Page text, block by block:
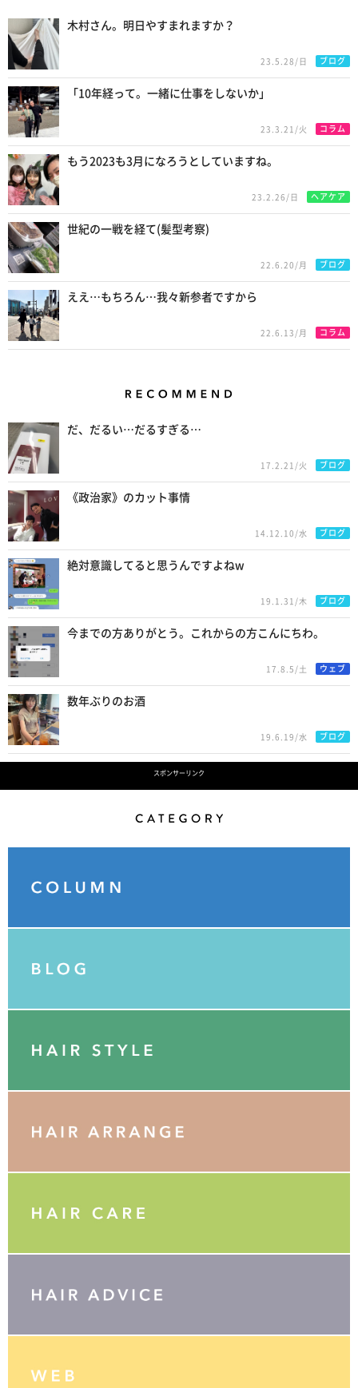
木村さん。明日やすまれますか？
23.5.28/日 ブログ
「10年経って。一緒に仕事をしないか」
23.3.21/火 コラム
もう2023も3月になろうとしていますね。
23.2.26/日 ヘアケア
世紀の一戦を経て(髪型考察)
22.6.20/月 ブログ
ええ…もちろん…我々新参者ですから
22.6.13/月 コラム
だ、だるい…だるすぎる…
17.2.21/火 ブログ
《政治家》のカット事情
14.12.10/水 ブログ
絶対意識してると思うんですよねw
19.1.31/木 ブログ
今までの方ありがとう。これからの方こんにちわ。
17.8.5/土 ウェブ
数年ぶりのお酒
19.6.19/水 ブログ
スポンサーリンク